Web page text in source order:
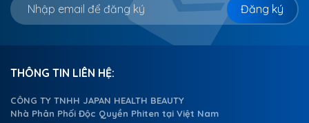
Đăng ký
THÔNG TIN LIÊN HỆ:
CÔNG TY TNHH JAPAN HEALTH BEAUTY
Nhà Phân Phối Độc Quyền Phiten tại Việt Nam